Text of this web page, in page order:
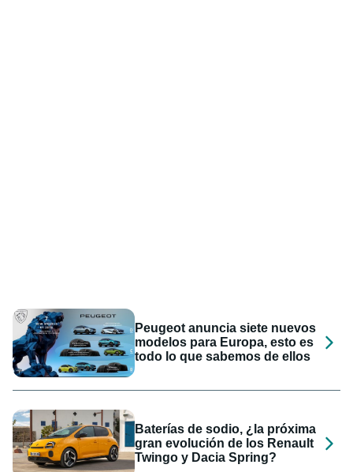
Peugeot anuncia siete nuevos
modelos para Europa, esto es
todo lo que sabemos de ellos
Baterías de sodio, ¿la próxima
gran evolución de los Renault
Twingo y Dacia Spring?